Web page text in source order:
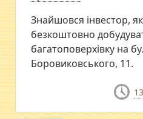
Знайшовся інвестор,
безкоштовно
багатоповерхівку на
Боровиковського, 11.